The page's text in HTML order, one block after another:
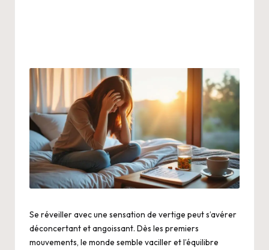
Se réveiller avec une sensation de vertige peut s’avérer
déconcertant et angoissant. Dès les premiers
mouvements, le monde semble vaciller et l’équilibre